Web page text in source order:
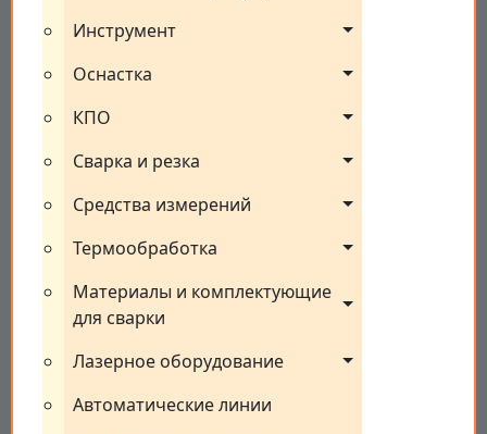
Инструмент
Оснастка
КПО
Сварка и резка
Средства измерений
Термообработка
Материалы и комплектующие
для сварки
Лазерное оборудование
Автоматические линии